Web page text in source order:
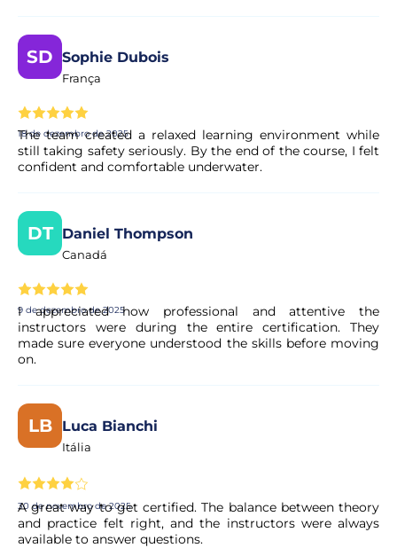
SD Sophie Dubois
França
18 de dezembro de 2025
The team created a relaxed learning environment while
still taking safety seriously. By the end of the course, I felt
confident and comfortable underwater.
DT Daniel Thompson
Canadá
9 de dezembro de 2025
I appreciated how professional and attentive the
instructors were during the entire certification. They
made sure everyone understood the skills before moving
on.
LB Luca Bianchi
Itália
30 de novembro de 2025
A great way to get certified. The balance between theory
and practice felt right, and the instructors were always
available to answer questions.